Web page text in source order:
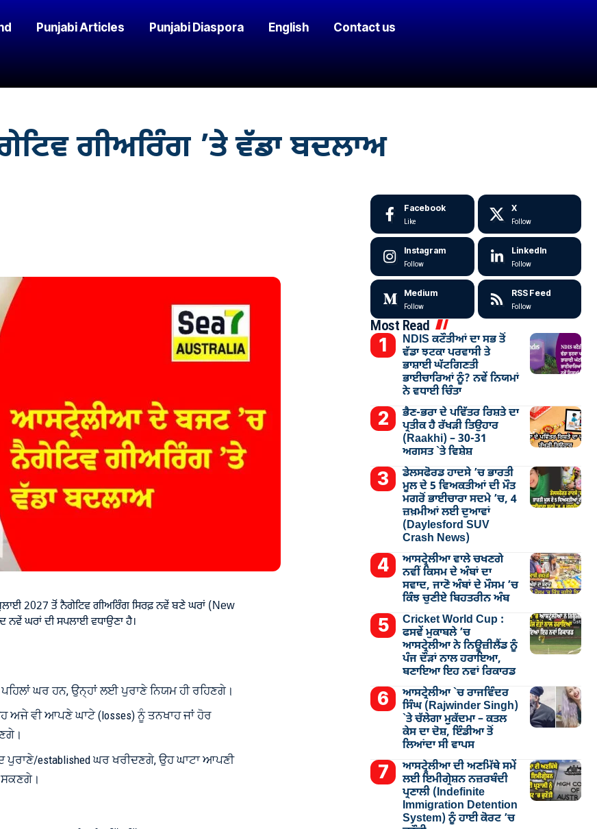
Punjabi Articles Punjabi Diaspora English Contact us
ਗੀਅਰਿੰਗ ’ਤੇ ਵੱਡਾ ਬਦਲਾਅ
2027 ਤੋਂ ਨੈਗੇਟਿਵ ਗੀਅਰਿੰਗ ਸਿਰਫ਼ ਨਵੇਂ ਬਣੇ ਘਰਾਂ (New
ਘਰਾਂ ਦੀ ਸਪਲਾਈ ਵਧਾਉਣਾ ਹੈ।
ਘਰ ਹਨ, ਉਨ੍ਹਾਂ ਲਈ ਪੁਰਾਣੇ ਨਿਯਮ ਹੀ ਰਹਿਣਗੇ।
ਅਜੇ ਵੀ ਆਪਣੇ ਘਾਟੇ (losses) ਨੂੰ ਤਨਖਾਹ ਜਾਂ ਹੋਰ
established ਘਰ ਖਰੀਦਣਗੇ, ਉਹ ਘਾਟਾ ਆਪਣੀ
ਸਕਣਗੇ।
Facebook
Like
X
Follow
Instagram
Follow
LinkedIn
Follow
Medium
Follow
RSS Feed
Follow
Most Read
NDIS ਕਟੌਤੀਆਂ ਦਾ ਸਭ ਤੋਂ
ਵੱਡਾ ਝਟਕਾ ਪਰਵਾਸੀ ਤੇ
ਭਾਸ਼ਾਈ ਘੱਟਗਿਣਤੀ
ਭਾਈਚਾਰਿਆਂ ਨੂੰ? ਨਵੇਂ ਨਿਯਮਾਂ
ਨੇ ਵਧਾਈ ਚਿੰਤਾ
ਭੈਣ-ਭਰਾ ਦੇ ਪਵਿੱਤਰ ਰਿਸ਼ਤੇ ਦਾ
ਪ੍ਰਤੀਕ ਹੈ ਰੱਖੜੀ ਤਿਉਹਾਰ
(Raakhi) – 30-31
ਅਗਸਤ `ਤੇ ਵਿਸ਼ੇਸ਼
ਡੇਲਸਫੋਰਡ ਹਾਦਸੇ ’ਚ ਭਾਰਤੀ
ਮੂਲ ਦੇ 5 ਵਿਅਕਤੀਆਂ ਦੀ ਮੌਤ
ਮਗਰੋਂ ਭਾਈਚਾਰਾ ਸਦਮੇ ’ਚ, 4
ਜ਼ਖ਼ਮੀਆਂ ਲਈ ਦੁਆਵਾਂ
(Daylesford SUV
Crash News)
ਆਸਟ੍ਰੇਲੀਆ ਵਾਲੇ ਚਖਣਗੇ
ਨਵੀਂ ਕਿਸਮ ਦੇ ਅੰਬਾਂ ਦਾ
ਸਵਾਦ, ਜਾਣੋ ਅੰਬਾਂ ਦੇ ਮੌਸਮ ’ਚ
ਕਿੰਝ ਚੁਣੀਏ ਬਿਹਤਰੀਨ ਅੰਬ
Cricket World Cup :
ਫਸਵੇਂ ਮੁਕਾਬਲੇ ’ਚ
ਆਸਟ੍ਰੇਲੀਆ ਨੇ ਨਿਊਜ਼ੀਲੈਂਡ ਨੂੰ
ਪੰਜ ਦੌੜਾਂ ਨਾਲ ਹਰਾਇਆ,
ਬਣਾਇਆ ਇਹ ਨਵਾਂ ਰਿਕਾਰਡ
ਆਸਟ੍ਰੇਲੀਆ `ਚ ਰਾਜਵਿੰਦਰ
ਸਿੰਘ (Rajwinder Singh)
`ਤੇ ਚੱਲੇਗਾ ਮੁੁਕੱਦਮਾ – ਕਤਲ
ਕੇਸ ਦਾ ਦੋਸ਼, ਇੰਡੀਆ ਤੋਂ
ਲਿਆਂਦਾ ਸੀ ਵਾਪਸ
ਆਸਟ੍ਰੇਲੀਆ ਦੀ ਅਣਮਿੱਥੇ ਸਮੇਂ
ਲਈ ਇਮੀਗ੍ਰੇਸ਼ਨ ਨਜ਼ਰਬੰਦੀ
ਪ੍ਰਣਾਲੀ (Indefinite
Immigration Detention
System) ਨੂੰ ਹਾਈ ਕੋਰਟ ’ਚ